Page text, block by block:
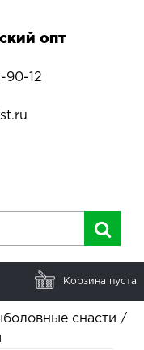
опт
90-12
Корзина пуста
снасти /